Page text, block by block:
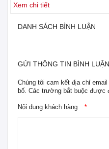
Xem chi tiết
DANH SÁCH BÌNH LUẬN
GỬI THÔNG TIN BÌNH LUẬN
Chúng tôi cam kết địa chỉ
bố. Các trường bắt buộc được
Nội dung khách hàng *